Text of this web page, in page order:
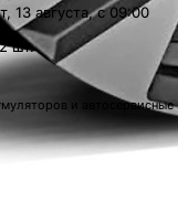
13 августа, с 09:00
шт.
и автосервисные